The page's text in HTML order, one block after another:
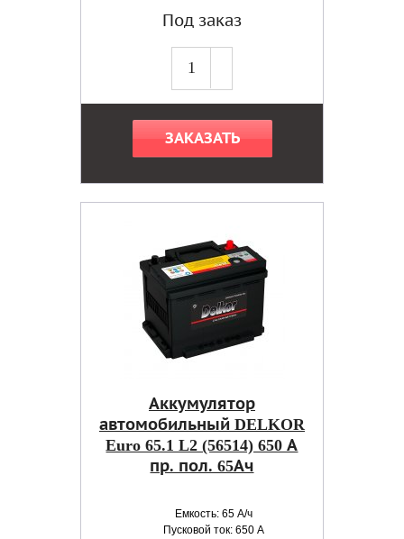
Под заказ
ЗАКАЗАТЬ
Аккумулятор
автомобильный DELKOR
Euro 65.1 L2 (56514) 650 А
пр. пол. 65Ач
Емкость: 65 А/ч
Пусковой ток: 650 А